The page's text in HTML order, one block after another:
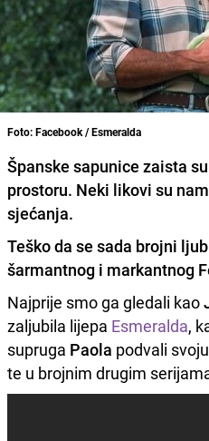
Foto: Facebook / Esmeralda
Španske sapunice zaista
prostoru. Neki likovi su
sjećanja.
Teško da se sada brojni
šarmantnog i markantnog
Najprije smo ga gledali kao
zaljubila lijepa Esmeralda,
supruga Paola podvali
te u brojnim drugim